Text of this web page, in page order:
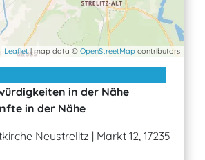
Leaflet| map data © OpenStreetMap contributors
in der Nähe
in der Nähe
Neustrelitz | Markt 12, 17235